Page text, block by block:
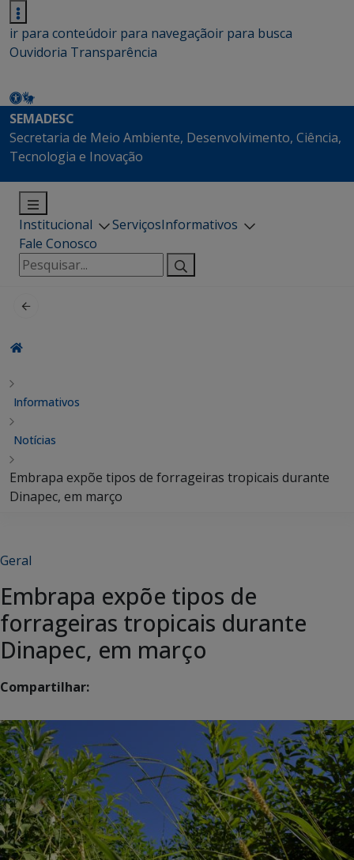
ir para conteúdoir para navegaçãoir para busca
Ouvidoria Transparência
SEMADESC
Secretaria de Meio Ambiente, Desenvolvimento, Ciência,
Tecnologia e Inovação
Institucional ServiçosInformativos
Fale Conosco
Pesquisar
por:
Informativos
Notícias
Embrapa expõe tipos de forrageiras tropicais durante
Dinapec, em março
Geral
Embrapa expõe tipos de
forrageiras tropicais durante
Dinapec, em março
Compartilhar: